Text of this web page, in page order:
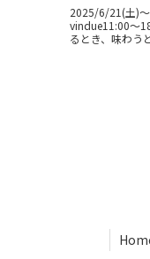
2025/6/21(土)
vindue11:00～
るとき、味わう